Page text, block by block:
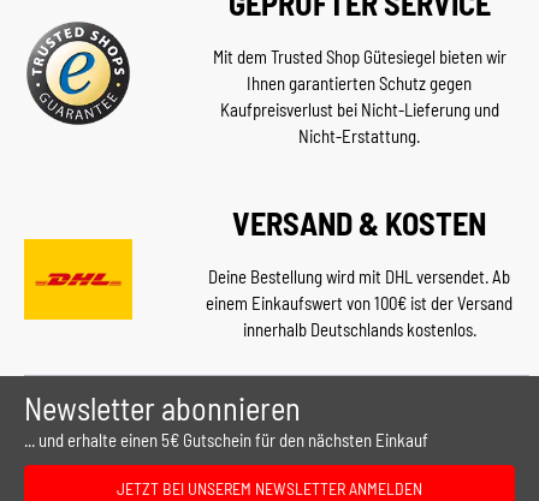
Mit dem Trusted Shop Gütesiegel bieten wir
Ihnen garantierten Schutz gegen
Kaufpreisverlust bei Nicht-Lieferung und
Nicht-Erstattung.
VERSAND & KOSTEN
Deine Bestellung wird mit DHL versendet. Ab
einem Einkaufswert von 100€ ist der Versand
innerhalb Deutschlands kostenlos.
Newsletter abonnieren
... und erhalte einen 5€ Gutschein für den nächsten Einkauf
JETZT BEI UNSEREM NEWSLETTER ANMELDEN